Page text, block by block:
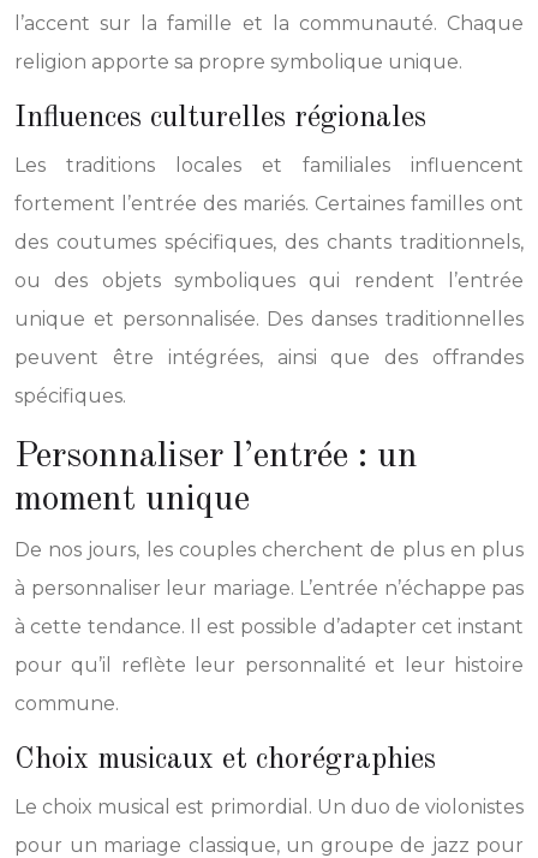
l’accent sur la famille et la communauté. Chaque
religion apporte sa propre symbolique unique.
Influences culturelles régionales
Les traditions locales et familiales influencent
fortement l’entrée des mariés. Certaines familles ont
des coutumes spécifiques, des chants traditionnels,
ou des objets symboliques qui rendent l’entrée
unique et personnalisée. Des danses traditionnelles
peuvent être intégrées, ainsi que des offrandes
spécifiques.
Personnaliser l’entrée : un
moment unique
De nos jours, les couples cherchent de plus en plus
à personnaliser leur mariage. L’entrée n’échappe pas
à cette tendance. Il est possible d’adapter cet instant
pour qu’il reflète leur personnalité et leur histoire
commune.
Choix musicaux et chorégraphies
Le choix musical est primordial. Un duo de violonistes
pour un mariage classique, un groupe de jazz pour